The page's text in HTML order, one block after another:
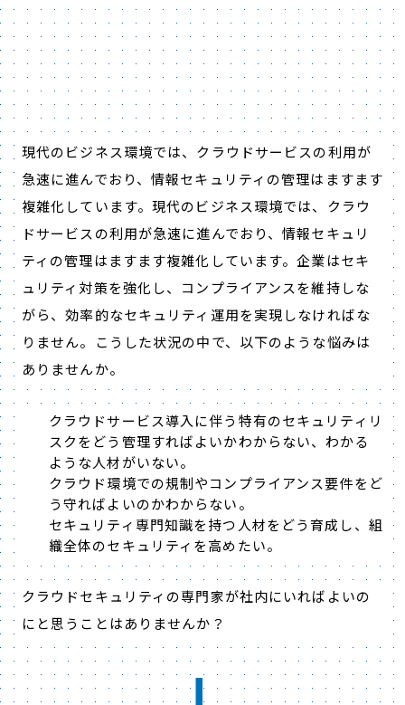
現代のビジネス環境では、クラウドサービスの利用が
急速に進んでおり、情報セキュリティの管理はますます
複雑化しています。現代のビジネス環境では、クラウ
ドサービスの利用が急速に進んでおり、情報セキュリ
ティの管理はますます複雑化しています。企業はセキ
ュリティ対策を強化し、コンプライアンスを維持しな
がら、効率的なセキュリティ運用を実現しなければな
りません。こうした状況の中で、以下のような悩みは
ありませんか。
クラウドサービス導入に伴う特有のセキュリティリ
スクをどう管理すればよいかわからない、わかる
ような人材がいない。
クラウド環境での規制やコンプライアンス要件をど
う守ればよいのかわからない。
セキュリティ専門知識を持つ人材をどう育成し、組
織全体のセキュリティを高めたい。
クラウドセキュリティの専門家が社内にいればよいの
にと思うことはありませんか？